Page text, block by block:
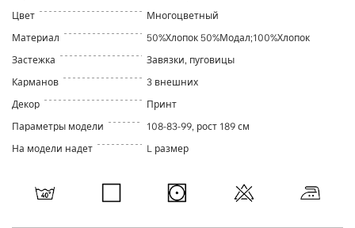
Цвет
Многоцветный
Материал
50%Хлопок 50%Модал;100%Хлопок
Застежка
Завязки, пуговицы
Карманов
3 внешних
Декор
Принт
Параметры модели
108-83-99, рост 189 см
На модели надет
L размер